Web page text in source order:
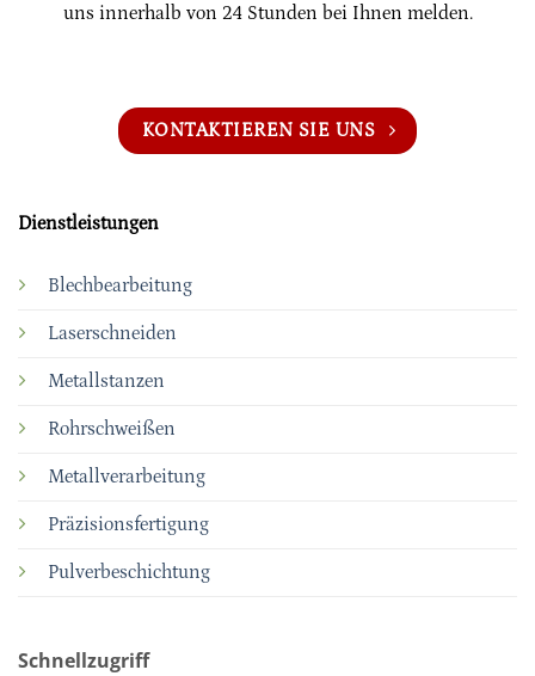
Dienstleistungen
Blechbearbeitung
Laserschneiden
Metallstanzen
Rohrschweißen
Metallverarbeitung
Präzisionsfertigung
Pulverbeschichtung
Schnellzugriff
uns innerhalb von 24 Stunden bei Ihnen melden.
KONTAKTIEREN SIE UNS